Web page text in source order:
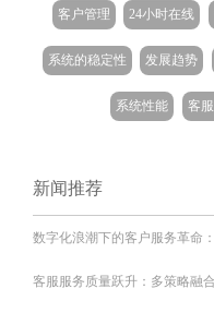
客户管理 24小时在线
系统的稳定性 发展趋势
系统性能 客
新闻推荐
数字化浪潮下的客户服务革命
客服服务质量跃升：多策略融